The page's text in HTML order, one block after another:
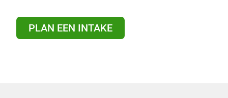
PLAN EEN INTAKE